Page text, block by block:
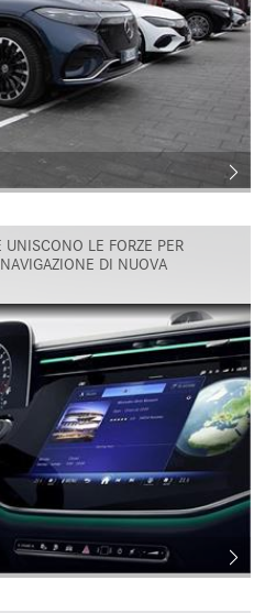
UNISCONO LE FORZE PER
DI NUOVA